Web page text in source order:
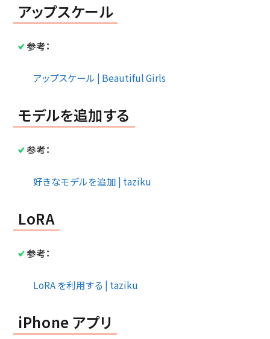
アップスケール
参考：
アップスケール | Beautiful Girls
モデルを追加する
参考：
好きなモデルを追加 | taziku
LoRA
参考：
LoRA を利用する | taziku
iPhone アプリ